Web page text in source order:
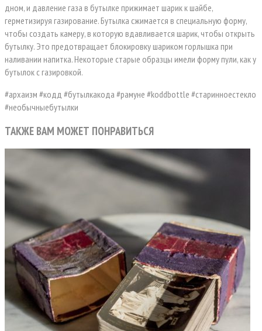
дном, и давление газа в бутылке прижимает шарик к шайбе,
герметизируя газирование. Бутылка сжимается в специальную форму,
чтобы создать камеру, в которую вдавливается шарик, чтобы открыть
бутылку. Это предотвращает блокировку шариком горлышка при
наливании напитка. Некоторые старые образцы имели форму пули, как у
бутылок с газировкой.
#архаизм #кодд #бутылкакода #рамуне #koddbottle #старинноестекло
#необычныебутылки
ТАКЖЕ ВАМ МОЖЕТ ПОНРАВИТЬСЯ